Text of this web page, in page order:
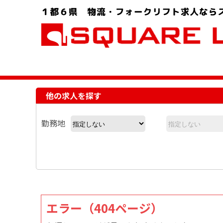
他の求人を探す
勤務地
エラー（404ページ）